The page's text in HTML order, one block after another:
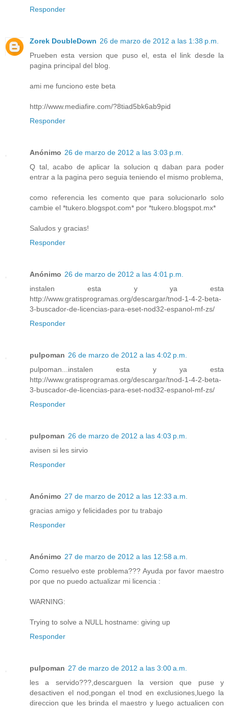
Responder
Zorek DoubleDown 26 de marzo de 2012 a las 1:38 p.m.
Prueben esta version que puso el, esta el link desde la
pagina principal del blog.
ami me funciono este beta
http://www.mediafire.com/?8tiad5bk6ab9pid
Responder
Anónimo 26 de marzo de 2012 a las 3:03 p.m.
Q tal, acabo de aplicar la solucion q daban para poder
entrar a la pagina pero seguia teniendo el mismo problema,
como referencia les comento que para solucionarlo solo
cambie el *tukero.blogspot.com* por *tukero.blogspot.mx*
Saludos y gracias!
Responder
Anónimo 26 de marzo de 2012 a las 4:01 p.m.
instalen esta y ya esta
http://www.gratisprogramas.org/descargar/tnod-1-4-2-beta-
3-buscador-de-licencias-para-eset-nod32-espanol-mf-zs/
Responder
pulpoman 26 de marzo de 2012 a las 4:02 p.m.
pulpoman...instalen esta y ya esta
http://www.gratisprogramas.org/descargar/tnod-1-4-2-beta-
3-buscador-de-licencias-para-eset-nod32-espanol-mf-zs/
Responder
pulpoman 26 de marzo de 2012 a las 4:03 p.m.
avisen si les sirvio
Responder
Anónimo 27 de marzo de 2012 a las 12:33 a.m.
gracias amigo y felicidades por tu trabajo
Responder
Anónimo 27 de marzo de 2012 a las 12:58 a.m.
Como resuelvo este problema??? Ayuda por favor maestro
por que no puedo actualizar mi licencia :
WARNING:
Trying to solve a NULL hostname: giving up
Responder
pulpoman 27 de marzo de 2012 a las 3:00 a.m.
les a servido???,descarguen la version que puse y
desactiven el nod,pongan el tnod en exclusiones,luego la
direccion que les brinda el maestro y luego actualicen con